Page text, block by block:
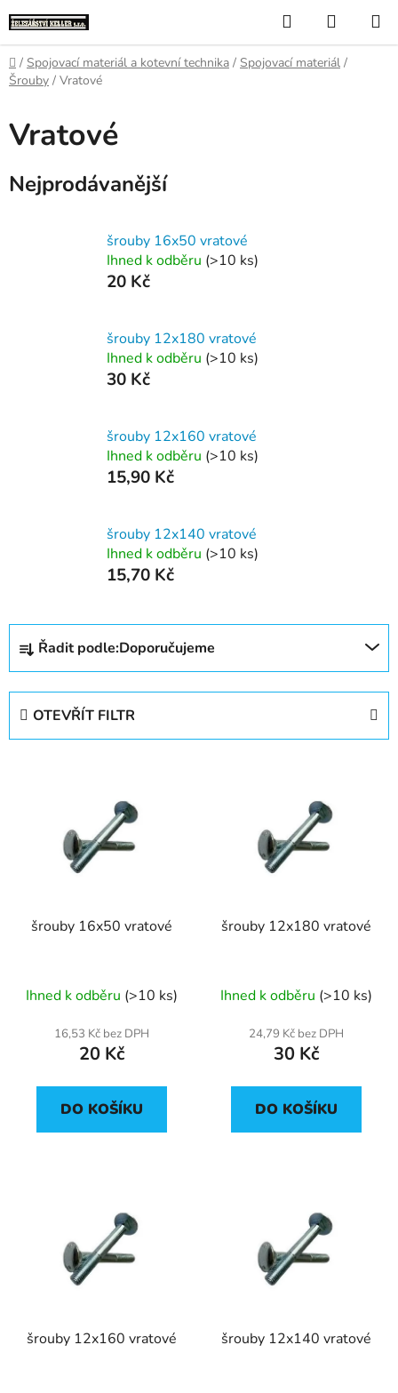
na
obsah
Hledat
KOŠÍK
Domů
/ Spojovací materiál a kotevní technika / Spojovací materiál /
Šrouby / Vratové
Vratové
Nejprodávanější
šrouby 16x50 vratové
Ihned k odběru (>10 ks)
20 Kč
šrouby 12x180 vratové
Ihned k odběru (>10 ks)
30 Kč
šrouby 12x160 vratové
Ihned k odběru (>10 ks)
15,90 Kč
šrouby 12x140 vratové
Ihned k odběru (>10 ks)
15,70 Kč
Ř
z
Řadit podle:Doporučujeme
OTEVŘÍT FILTR
šrouby 16x50 vratové
Ihned k odběru (>10 ks)
16,53 Kč bez DPH
20 Kč
DO KOŠÍKU
šrouby 12x180 vratové
Ihned k odběru (>10 ks)
24,79 Kč bez DPH
30 Kč
DO KOŠÍKU
šrouby 12x160 vratové šrouby 12x140 vratové